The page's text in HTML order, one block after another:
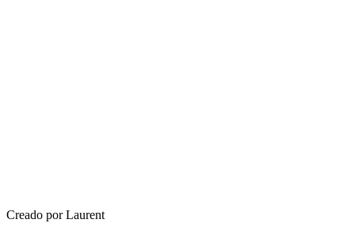
Creado por Laurent